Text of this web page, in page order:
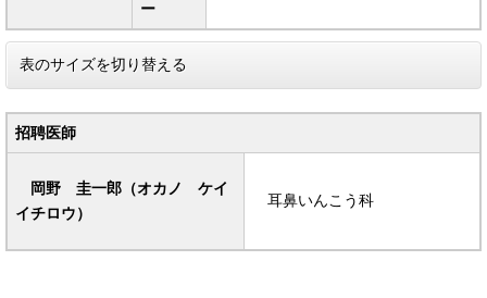
ー
表のサイズを切り替える
招聘医師
岡野 圭一郎（オカノ ケイ
イチロウ）
耳鼻いんこう科